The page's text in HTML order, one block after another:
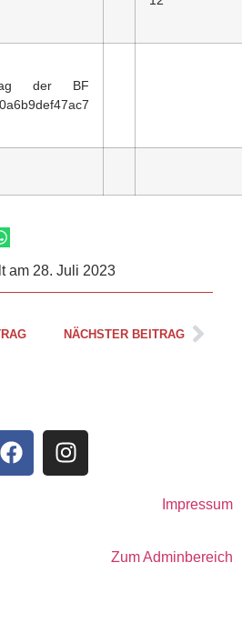
am 28. Juli 2023
NÄCHSTER BEITRAG
Impressum
Zum Adminbereich